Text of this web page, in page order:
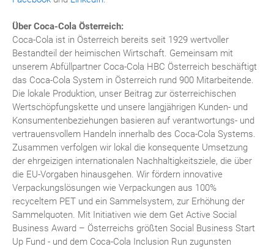
Über Coca-Cola Österreich:
Coca-Cola ist in Österreich bereits seit 1929 wertvoller
Bestandteil der heimischen Wirtschaft. Gemeinsam mit
unserem Abfüllpartner Coca-Cola HBC Österreich beschäftigt
das Coca-Cola System in Österreich rund 900 Mitarbeitende.
Die lokale Produktion, unser Beitrag zur österreichischen
Wertschöpfungskette und unsere langjährigen Kunden- und
Konsumentenbeziehungen basieren auf verantwortungs- und
vertrauensvollem Handeln innerhalb des Coca-Cola Systems.
Zusammen verfolgen wir lokal die konsequente Umsetzung
der ehrgeizigen internationalen Nachhaltigkeitsziele, die über
die EU-Vorgaben hinausgehen. Wir fördern innovative
Verpackungslösungen wie Verpackungen aus 100%
recyceltem PET und ein Sammelsystem, zur Erhöhung der
Sammelquoten. Mit Initiativen wie dem Get Active Social
Business Award – Österreichs größten Social Business Start
Up Fund - und dem Coca-Cola Inclusion Run zugunsten